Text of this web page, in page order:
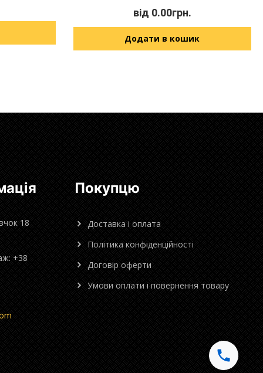
від 0.00грн.
Додати в кошик
18
+38
Покупцю
Доставка і оплата
Політика конфіденційності
Договір оферти
Умови оплати і повернення товару